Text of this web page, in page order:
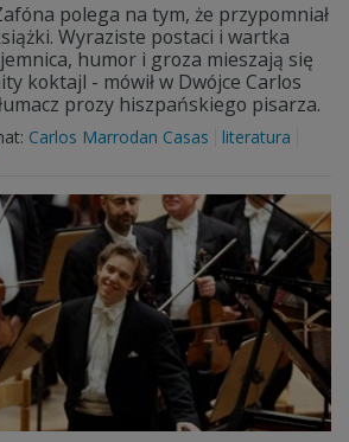
polega na tym, że przypomniał
Wyraziste postaci i wartka
humor i groza mieszają się
koktajl - mówił w Dwójce Carlos
prozy hiszpańskiego pisarza.
Carlos Marrodan Casas
literatura